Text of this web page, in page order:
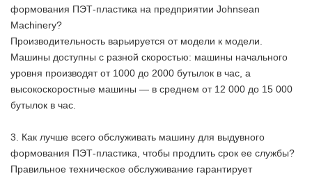
формования ПЭТ-пластика на предприятии Johnsean
Machinery?
Производительность варьируется от модели к модели.
Машины доступны с разной скоростью: машины начального
уровня производят от 1000 до 2000 бутылок в час, а
высокоскоростные машины — в среднем от 12 000 до 15 000
бутылок в час.
3. Как лучше всего обслуживать машину для выдувного
формования ПЭТ-пластика, чтобы продлить срок ее службы?
Правильное техническое обслуживание гарантирует